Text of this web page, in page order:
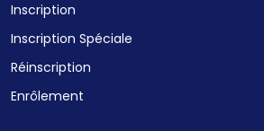
Inscription
Inscription Spéciale
Réinscription
Enrôlement